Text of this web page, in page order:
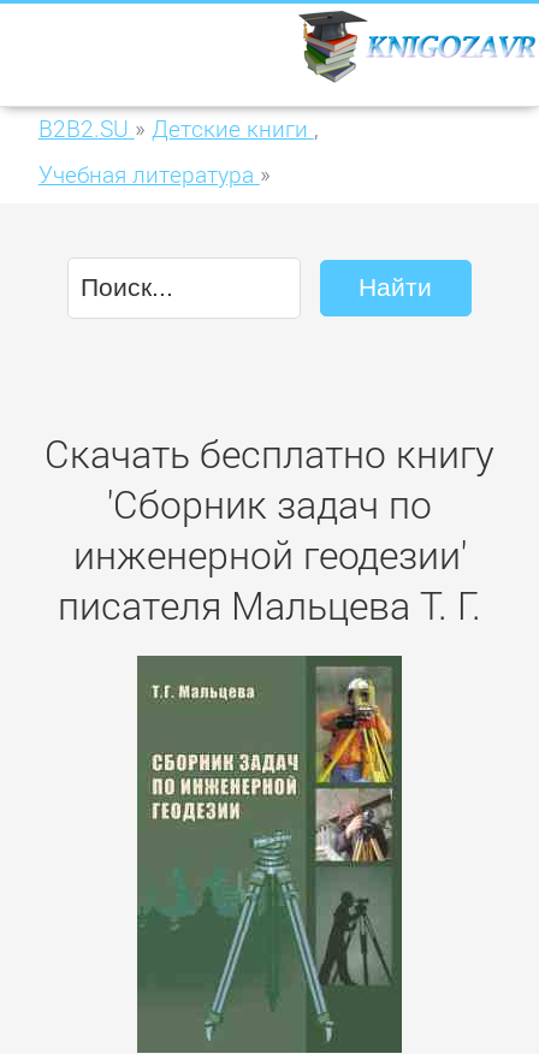
B2B2.SU » Детские книги ,
Учебная литература »
Скачать бесплатно книгу
'Сборник задач по
инженерной геодезии'
писателя Мальцева Т. Г.